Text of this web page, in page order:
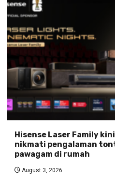
Hisense Laser Family
nikmati pengalaman
pawagam di rumah
August 3, 2026